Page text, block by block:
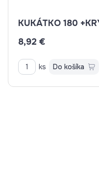
8,92 €
ks Do košíka